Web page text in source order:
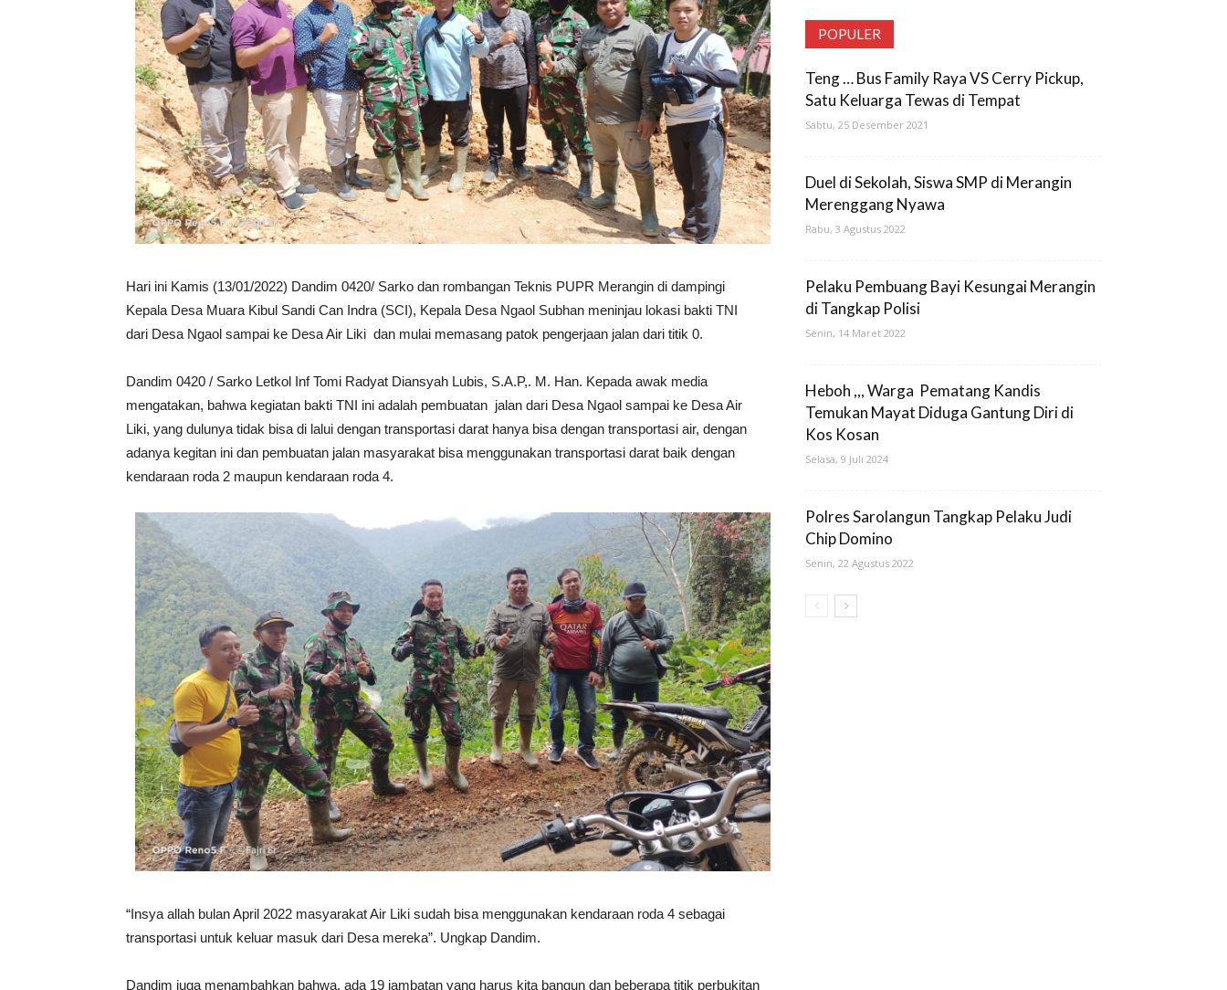
Hari ini Kamis (13/01/2022) Dandim 0420/ Sarko dan rombangan Teknis PUPR Merangin di dampingi
Kepala Desa Muara Kibul Sandi Can Indra (SCI), Kepala Desa Ngaol Subhan meninjau lokasi bakti TNI
dari Desa Ngaol sampai ke Desa Air Liki dan mulai memasang patok pengerjaan jalan dari titik 0.
Dandim 0420 / Sarko Letkol Inf Tomi Radyat Diansyah Lubis, S.A.P,. M. Han. Kepada awak media
mengatakan, bahwa kegiatan bakti TNI ini adalah pembuatan jalan dari Desa Ngaol sampai ke Desa Air
Liki, yang dulunya tidak bisa di lalui dengan transportasi darat hanya bisa dengan transportasi air, dengan
adanya kegitan ini dan pembuatan jalan masyarakat bisa menggunakan transportasi darat baik dengan
kendaraan roda 2 maupun kendaraan roda 4.
“Insya allah bulan April 2022 masyarakat Air Liki sudah bisa menggunakan kendaraan roda 4 sebagai
transportasi untuk keluar masuk dari Desa mereka”. Ungkap Dandim.
Dandim juga menambahkan bahwa, ada 19 jambatan yang harus kita bangun dan beberapa titik perbukitan
POPULER
Teng … Bus Family Raya VS Cerry Pickup,
Satu Keluarga Tewas di Tempat
Sabtu, 25 Desember 2021
Duel di Sekolah, Siswa SMP di Merangin
Merenggang Nyawa
Rabu, 3 Agustus 2022
Pelaku Pembuang Bayi Kesungai Merangin
di Tangkap Polisi
Senin, 14 Maret 2022
Heboh ,,, Warga Pematang Kandis
Temukan Mayat Diduga Gantung Diri di
Kos Kosan
Selasa, 9 Juli 2024
Polres Sarolangun Tangkap Pelaku Judi
Chip Domino
Senin, 22 Agustus 2022